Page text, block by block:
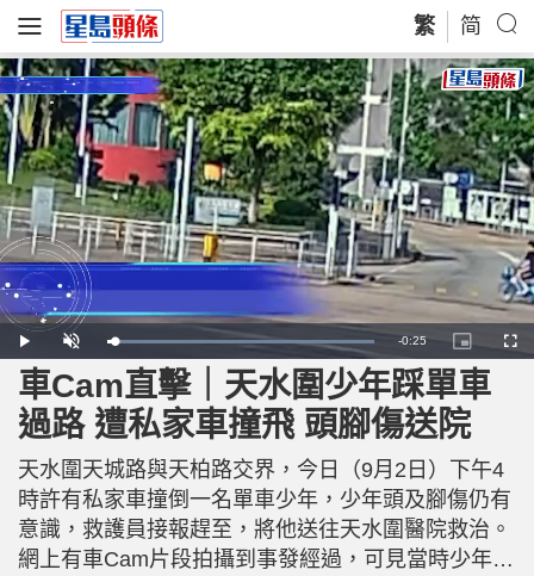
繁 简
P
l
a
y
U
n
u
t
e
L
o
a
d
e
d
:
1
0
.
0
0
%
R
e
m
n
i
-0:25
P
i
c
u
e
-
i
-
i
c
t
u
r
e
F
u
車Cam直擊｜天水圍少年踩單車
過路 遭私家車撞飛 頭腳傷送院
天水圍天城路與天柏路交界，今日（9月2日）下午4
時許有私家車撞倒一名單車少年，少年頭及腳傷仍有
意識，救護員接報趕至，將他送往天水圍醫院救治。
網上有車Cam片段拍攝到事發經過，可見當時少年踩